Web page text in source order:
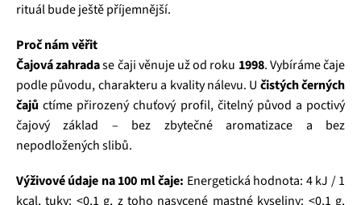
rituál bude ještě příjemnější.
Proč nám věřit
Čajová zahradase čaji věnuje už od roku 1998. Vybíráme čaje
podle původu, charakteru a kvality nálevu. U čistých černých
čajů ctíme přirozený chuťový profil, čitelný původ a poctivý
čajový základ – bez zbytečné aromatizace a bez
nepodložených slibů.
Výživové údaje na 100 ml čaje: Energetická hodnota: 4 kJ / 1
kcal, tuky: <0,1 g, z toho nasycené mastné kyseliny: <0,1 g,